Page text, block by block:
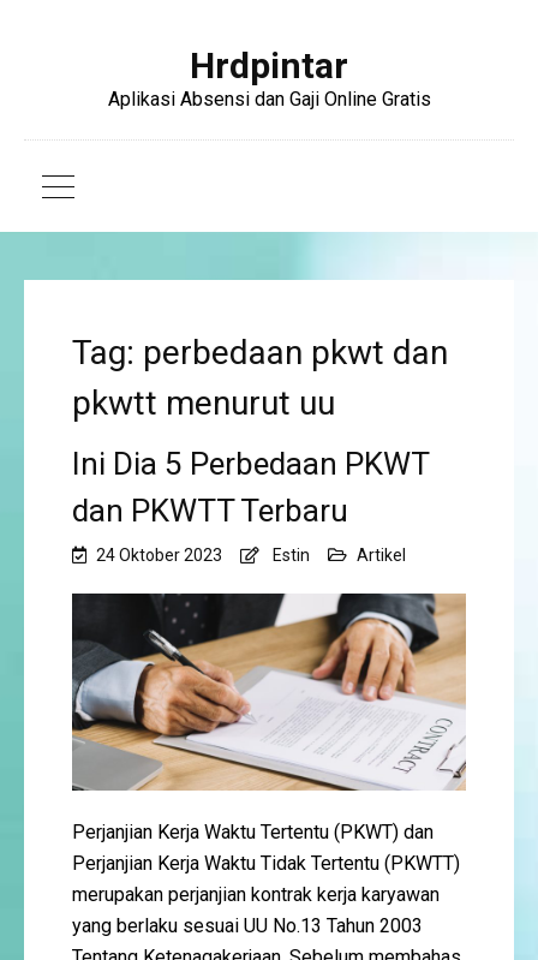
Hrdpintar
Aplikasi Absensi dan Gaji Online Gratis
Tag: perbedaan pkwt dan
pkwtt menurut uu
Ini Dia 5 Perbedaan PKWT
dan PKWTT Terbaru
24 Oktober 2023 Estin Artikel
Perjanjian Kerja Waktu Tertentu (PKWT) dan
Perjanjian Kerja Waktu Tidak Tertentu (PKWTT)
merupakan perjanjian kontrak kerja karyawan
yang berlaku sesuai UU No.13 Tahun 2003